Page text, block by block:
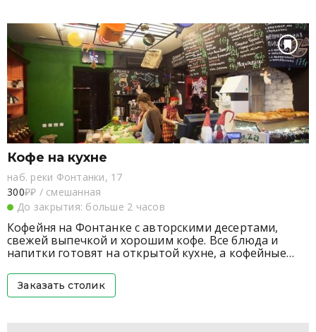
Кофе на кухне
наб. реки Фонтанки, 17
300₽₽ / смешанная
До закрытия: больше 2 часов
Кофейня на Фонтанке с авторскими десертами,
свежей выпечкой и хорошим кофе. Все блюда и
напитки готовят на открытой кухне, а кофейные
камерная и домашняя. Здесь часто сидят
фрилансеры с ноутбуками, ведут разговоры по
Заказать столик